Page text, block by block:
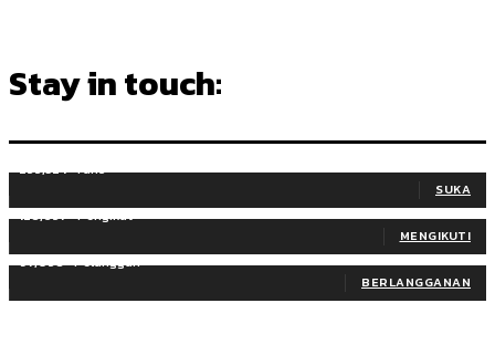
Stay in touch:
255,324 Fans
SUKA
128,657 Pengikut
MENGIKUTI
97,058 Pelanggan
BERLANGGANAN